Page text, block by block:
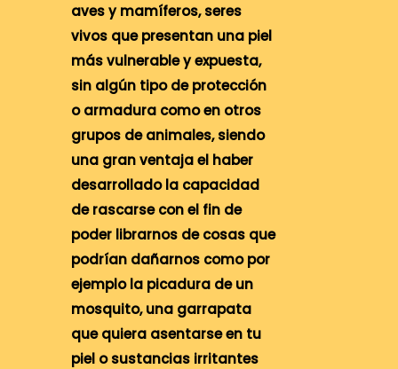
aves y mamíferos, seres
vivos que presentan una piel
más vulnerable y expuesta,
sin algún tipo de protección
o armadura como en otros
grupos de animales, siendo
una gran ventaja el haber
desarrollado la capacidad
de rascarse con el fin de
poder librarnos de cosas que
podrían dañarnos como por
ejemplo la picadura de un
mosquito, una garrapata
que quiera asentarse en tu
piel o sustancias irritantes